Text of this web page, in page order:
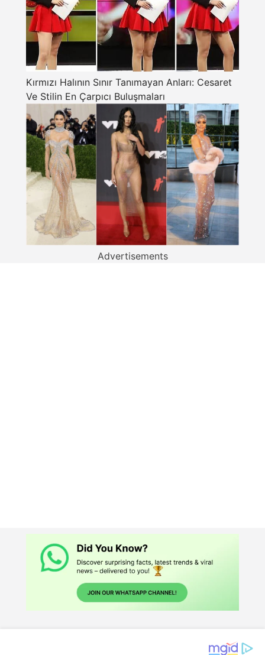
Kırmızı Halının Sınır Tanımayan Anları: Cesaret
Ve Stilin En Çarpıcı Buluşmaları
Advertisements